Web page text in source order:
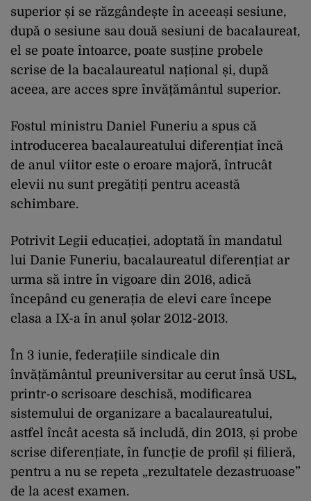
superior și se răzgândește în aceeași sesiune,
după o sesiune sau două sesiuni de bacalaureat,
el se poate întoarce, poate susține probele
scrise de la bacalaureatul național și, după
aceea, are acces spre învățământul superior.
Fostul ministru Daniel Funeriu a spus că
introducerea bacalaureatului diferențiat încă
de anul viitor este o eroare majoră, întrucât
elevii nu sunt pregătiți pentru această
schimbare.
Potrivit Legii educației, adoptată în mandatul
lui Danie Funeriu, bacalaureatul diferențiat ar
urma să intre în vigoare din 2016, adică
începând cu generația de elevi care începe
clasa a IX-a în anul șolar 2012-2013.
În 3 iunie, federațiile sindicale din
învățământul preuniversitar au cerut însă USL,
printr-o scrisoare deschisă, modificarea
sistemului de organizare a bacalaureatului,
astfel încât acesta să includă, din 2013, și probe
scrise diferențiate, în funcție de profil și filieră,
pentru a nu se repeta „rezultatele dezastruoase”
de la acest examen.